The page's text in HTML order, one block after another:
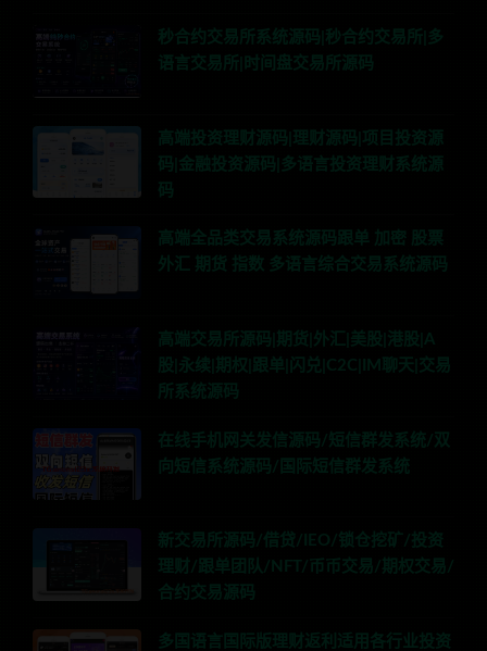
秒合约交易所系统源码|秒合约交易所|多
语言交易所|时间盘交易所源码
高端投资理财源码|理财源码|项目投资源
码|金融投资源码|多语言投资理财系统源
码
高端全品类交易系统源码跟单 加密 股票
外汇 期货 指数 多语言综合交易系统源码
高端交易所源码|期货|外汇|美股|港股|A
股|永续|期权|跟单|闪兑|C2C|IM聊天|交易
所系统源码
在线手机网关发信源码/短信群发系统/双
向短信系统源码/国际短信群发系统
新交易所源码/借贷/IEO/锁仓挖矿/投资
理财/跟单团队/NFT/币币交易/期权交易/
合约交易源码
多国语言国际版理财返利适用各行业投资